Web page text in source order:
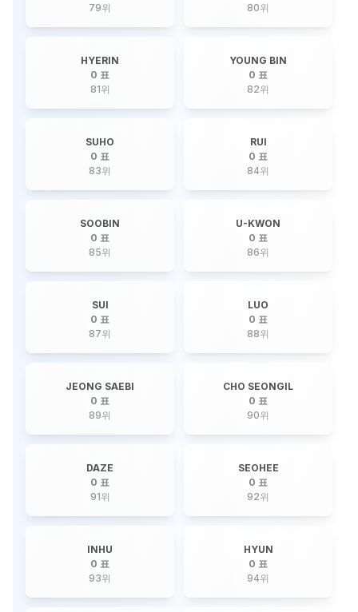
79위
80위
HYERIN
0 표
81위
YOUNG BIN
0 표
82위
SUHO
0 표
83위
RUI
0 표
84위
SOOBIN
0 표
85위
U-KWON
0 표
86위
SUI
0 표
87위
LUO
0 표
88위
JEONG SAEBI
0 표
89위
CHO SEONGIL
0 표
90위
DAZE
0 표
91위
SEOHEE
0 표
92위
INHU
0 표
93위
HYUN
0 표
94위